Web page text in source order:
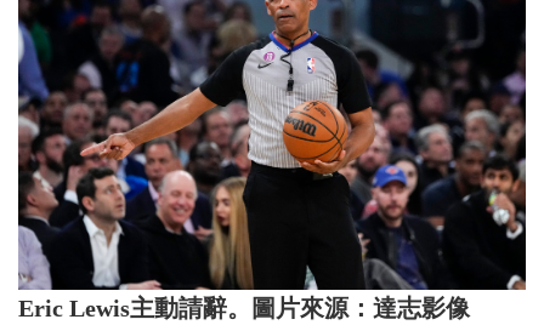
Eric Lewis主動請辭。圖片來源：達志影像